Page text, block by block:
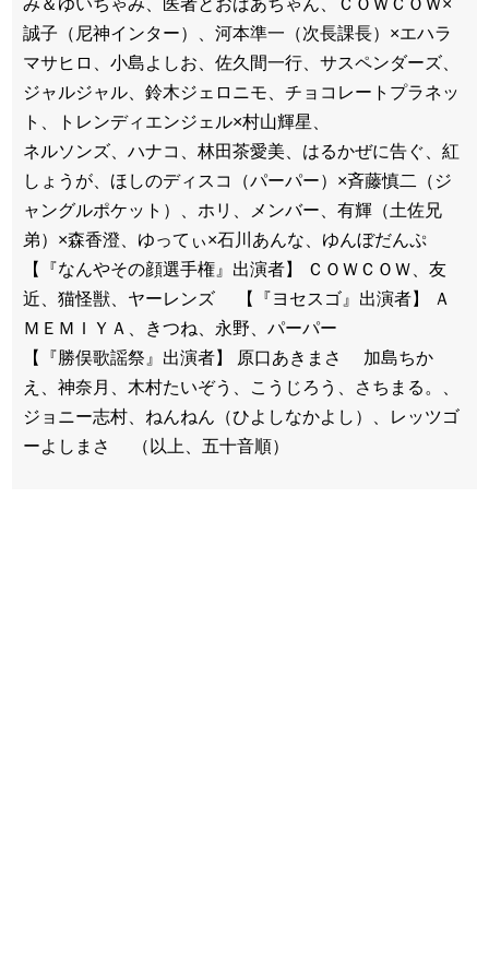
み＆ゆいちゃみ、医者とおばあちゃん、ＣＯＷＣＯＷ×
誠子（尼神インター）、河本準一（次長課長）×エハラ
マサヒロ、小島よしお、佐久間一行、サスペンダーズ、
ジャルジャル、鈴木ジェロニモ、チョコレートプラネッ
ト、トレンディエンジェル×村山輝星、
ネルソンズ、ハナコ、林田茶愛美、はるかぜに告ぐ、紅
しょうが、ほしのディスコ（パーパー）×斉藤慎二（ジ
ャングルポケット）、ホリ、メンバー、有輝（土佐兄
弟）×森香澄、ゆってぃ×石川あんな、ゆんぼだんぷ
【『なんやその顔選手権』出演者】 ＣＯＷＣＯＷ、友
近、猫怪獣、ヤーレンズ 【『ヨセスゴ』出演者】 Ａ
ＭＥＭＩＹＡ、きつね、永野、パーパー
【『勝俣歌謡祭』出演者】 原口あきまさ 加島ちか
え、神奈月、木村たいぞう、こうじろう、さちまる。、
ジョニー志村、ねんねん（ひよしなかよし）、レッツゴ
ーよしまさ （以上、五十音順）